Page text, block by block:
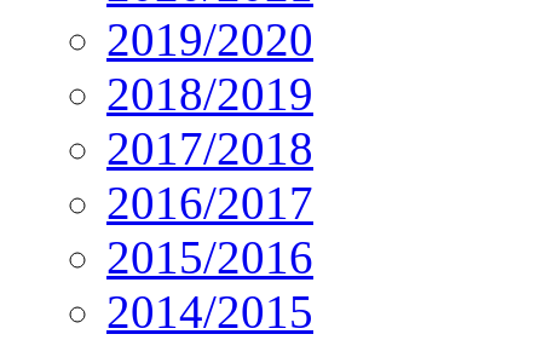
2019/2020
2018/2019
2017/2018
2016/2017
2015/2016
2014/2015